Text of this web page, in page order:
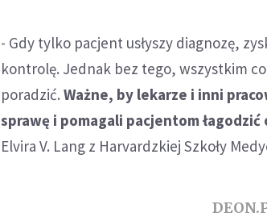
- Gdy tylko pacjent usłyszy diagnozę,
kontrolę. Jednak bez tego, wszystkim
poradzić.Ważne, by lekarze i inni
sprawę i pomagali pacjentom
Elvira V. Lang z Harvardzkiej Szkoły